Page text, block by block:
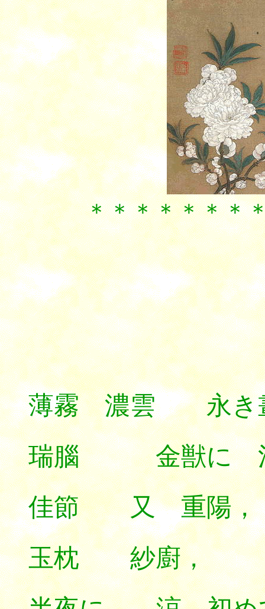
＊＊＊＊＊＊＊＊＊
薄霧 濃雲 永き
瑞腦 金獣に
佳節 又 重陽，
玉枕 紗廚，